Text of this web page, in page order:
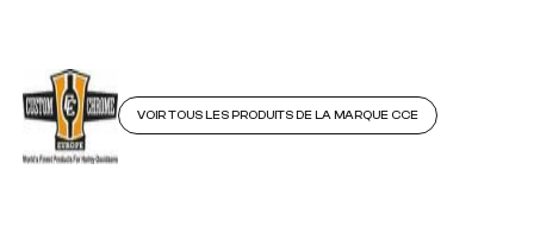
VOIR TOUS LES PRODUITS DE LA MARQUE CCE